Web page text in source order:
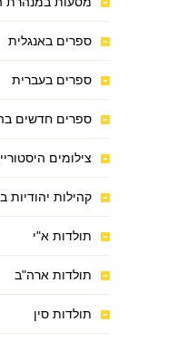
ספרים באנגלית
ספרים בעברית
ספרים חדשים
צילומים
קהילות יהודיות
תולדות א"י
תולדות ארה"ב
תולדות סין